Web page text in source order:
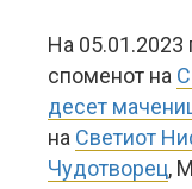
На 05.01.2023
споменот на
десет
на Светиот
Чудотворец,